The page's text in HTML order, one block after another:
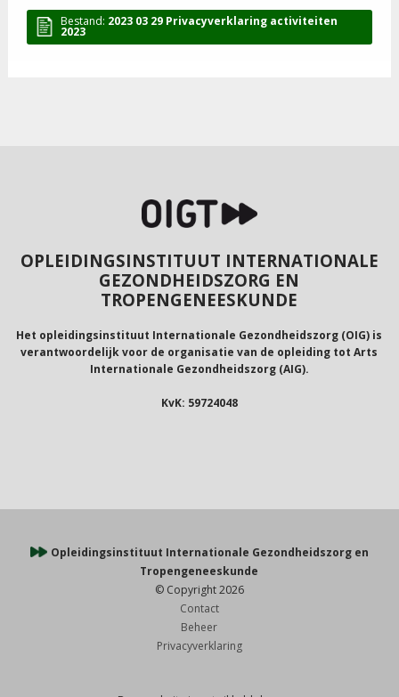
Bestand: 2023 03 29 Privacyverklaring activiteiten
2023
OPLEIDINGSINSTITUUT INTERNATIONALE
GEZONDHEIDSZORG EN
TROPENGENEESKUNDE
Het opleidingsinstituut Internationale Gezondheidszorg (OIG) is
verantwoordelijk voor de organisatie van de opleiding tot Arts
Internationale Gezondheidszorg (AIG).
KvK: 59724048
Opleidingsinstituut Internationale Gezondheidszorg en
Tropengeneeskunde
© Copyright 2026
Contact
Beheer
Privacyverklaring